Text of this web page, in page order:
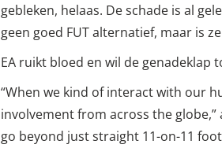
gebleken, helaas. De schade is al
geen goed FUT alternatief, maar is
EA ruikt bloed en wil de genadeklap
“When we kind of interact with our
involvement from across the globe,”
go beyond just straight 11-on-11